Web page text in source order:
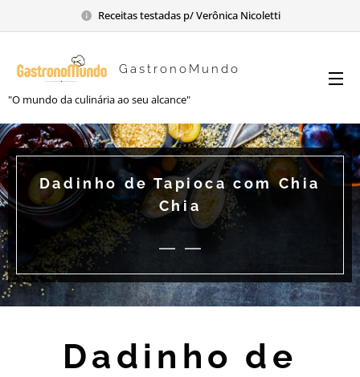
Receitas testadas p/ Verônica Nicoletti
GastronoMundo
"O mundo da culinária ao seu alcance"
Dadinho de Tapioca com Chia
Chia
Dadinho de